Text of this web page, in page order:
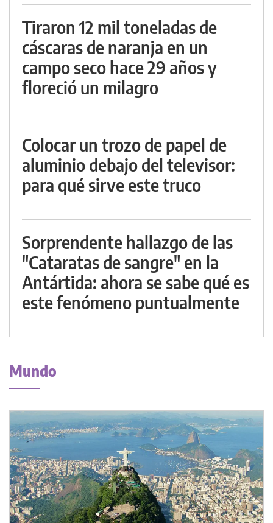
Tiraron 12 mil toneladas de
cáscaras de naranja en un
campo seco hace 29 años y
floreció un milagro
Colocar un trozo de papel de
aluminio debajo del televisor:
para qué sirve este truco
Sorprendente hallazgo de las
"Cataratas de sangre" en la
Antártida: ahora se sabe qué es
este fenómeno puntualmente
Mundo